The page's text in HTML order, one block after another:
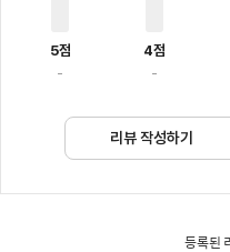
5점
-
4점
-
리뷰 작성하기
등록된